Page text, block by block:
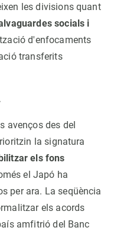
les divisions quant
socials i
d'enfocaments
transferits
avenços des del
la signatura
els fons
el Japó ha
per ara. La seqüència
els acords
amfitrió del Banc